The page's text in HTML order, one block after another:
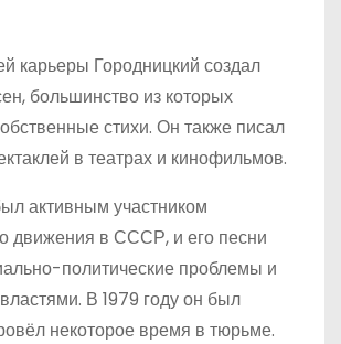
карьеры Городницкий создал
большинство из которых
стихи. Он также писал
в театрах и кинофильмов.
активным участником
движения в СССР, и его песни
политические проблемы и
В 1979 году он был
некоторое время в тюрьме.